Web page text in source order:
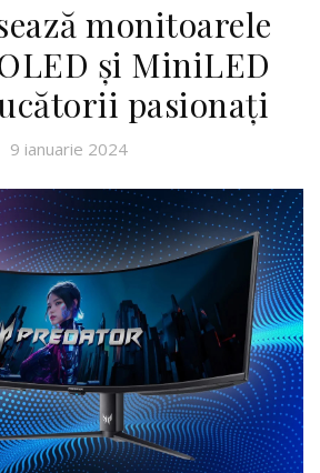
monitoarele
și MiniLED
pasionați
9 ianuarie 2024